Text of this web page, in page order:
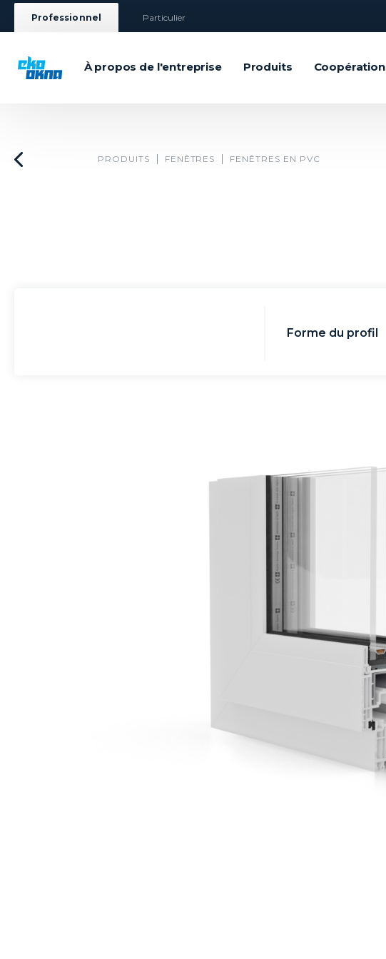
Professionnel Particulier
À propos de l'entreprise Produits Coopération
PRODUITS FENÊTRES FENÊTRES EN PVC
Forme du profil